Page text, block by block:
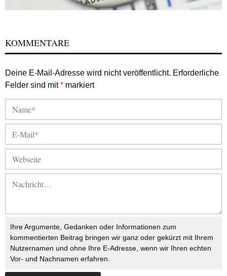
KOMMENTARE
Deine E-Mail-Adresse wird nicht veröffentlicht. Erforderliche
Felder sind mit* markiert
Ihre Argumente, Gedanken oder Informationen zum
kommentierten Beitrag bringen wir ganz oder gekürzt mit Ihrem
Nutzernamen und ohne Ihre E-Adresse, wenn wir Ihren echten
Vor- und Nachnamen erfahren.